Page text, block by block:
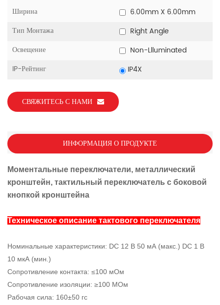
Ширина
6.00mm X 6.00mm
Тип Монтажа
Right Angle
Освещение
Non-Llluminated
IP-Рейтинг
IP4X
СВЯЖИТЕСЬ С НАМИ
ИНФОРМАЦИЯ О ПРОДУКТЕ
Моментальные переключатели, металлический
кронштейн, тактильный переключатель с боковой
кнопкой кронштейна
Техническое описание тактового переключателя
Номинальные характеристики: DC 12 В 50 мА (макс.) DC 1 В
10 мкА (мин.)
Сопротивление контакта: ≤100 мОм
Сопротивление изоляции: ≥100 МОм
Рабочая сила: 160±50 гс